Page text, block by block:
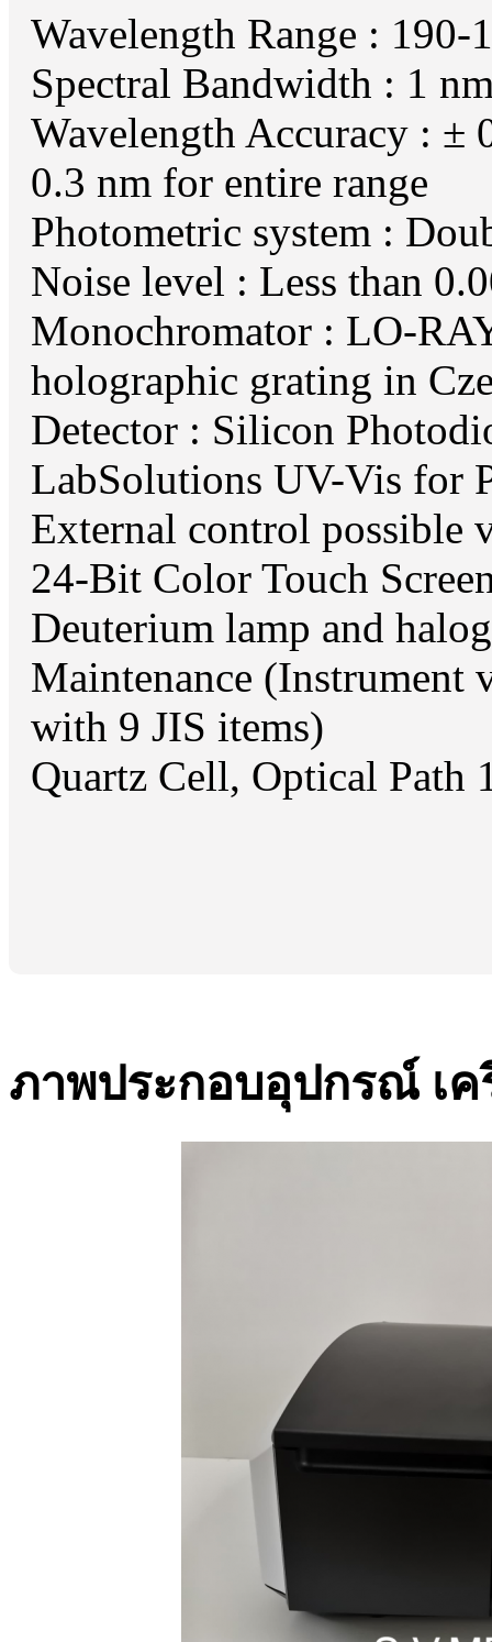
Wavelength Range : 190-
Spectral Bandwidth : 1
Wavelength Accuracy : ±
0.3 nm for entire range
Photometric system :
Noise level : Less than
Monochromator : LO-
holographic grating in
Detector : Silicon
LabSolutions UV-Vis for
External control possible
24-Bit Color Touch
Deuterium lamp and
Maintenance (Instrument
with 9 JIS items)
Quartz Cell, Optical Path
ภาพประกอบอุปกรณ์ เค